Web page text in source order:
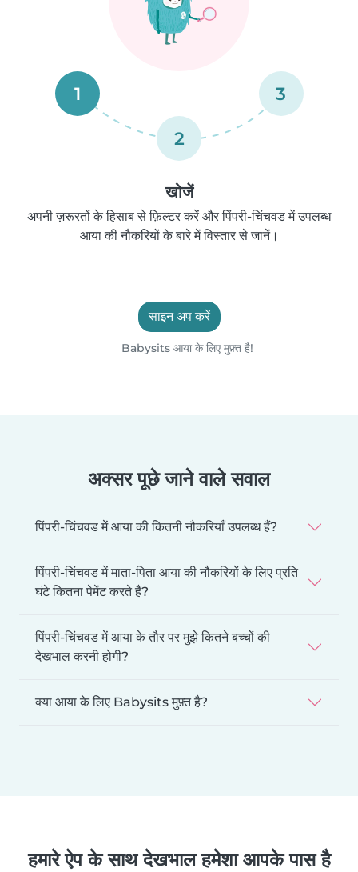
1
2
3
खोजें
अपनी ज़रूरतों के हिसाब से फ़िल्टर करें और पिंपरी-चिंचवड में उपलब्ध
आया की नौकरियों के बारे में विस्तार से जानें।
साइन अप करें
Babysits आया के लिए मुफ़्त है!
अक्सर पूछे जाने वाले सवाल
पिंपरी-चिंचवड में आया की कितनी नौकरियाँ उपलब्ध हैं?
पिंपरी-चिंचवड में माता-पिता आया की नौकरियों के लिए प्रति
घंटे कितना पेमेंट करते हैं?
पिंपरी-चिंचवड में आया के तौर पर मुझे कितने बच्चों की
देखभाल करनी होगी?
क्या आया के लिए Babysits मुफ़्त है?
हमारे ऐप के साथ देखभाल हमेशा आपके पास है